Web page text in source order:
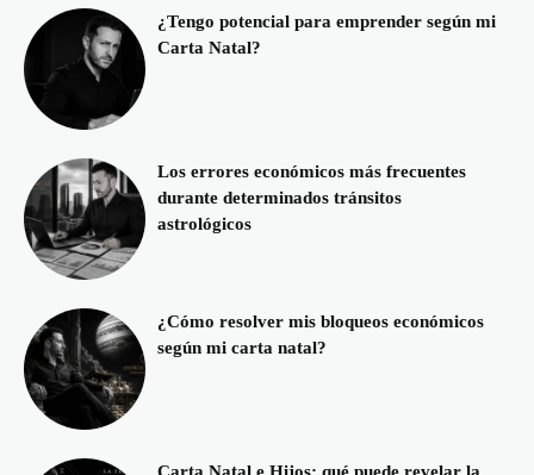
¿Tengo potencial para emprender según mi
Carta Natal?
Los errores económicos más frecuentes
durante determinados tránsitos
astrológicos
¿Cómo resolver mis bloqueos económicos
según mi carta natal?